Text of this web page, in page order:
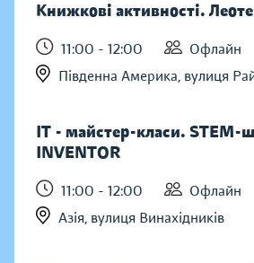
Книжкові активності.
11:00 - 12:00
Офлайн
Південна Америка, вулиця
IT - майстер-класи. STEM-
INVENTOR
11:00 - 12:00
Офлайн
Азія, вулиця Винахідників